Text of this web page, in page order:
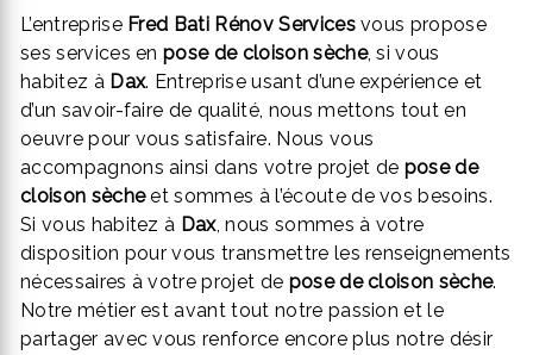
L’entreprise Fred Bati Rénov Servicesvous propose
ses services enpose de cloison sèche, si vous
habitez à Dax. Entreprise usant d’une expérience et
d’un savoir-faire de qualité, nous mettons tout en
oeuvre pour vous satisfaire. Nous vous
accompagnons ainsi dans votre projet de pose de
cloison sècheet sommes à l’écoute de vos besoins.
Si vous habitez à Dax, nous sommes à votre
disposition pour vous transmettre les renseignements
nécessaires à votre projet de pose de cloison sèche.
Notre métier est avant tout notre passion et le
partager avec vous renforce encore plus notre désir